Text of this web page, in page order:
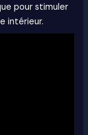
pour stimuler
intérieur.